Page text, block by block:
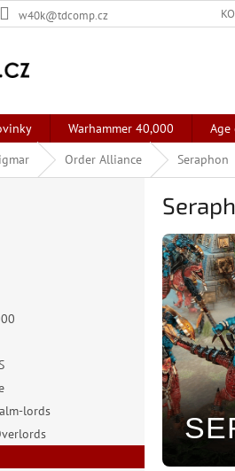
w40k@tdcomp.cz
Warhammer 40,000 Age
Order Alliance Seraphon
lords